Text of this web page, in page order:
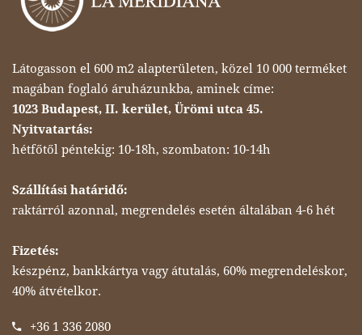
Látogasson el 600 m2 alapterületen, közel 10 000 terméket
magában foglaló áruházunkba, aminek címe:
1023 Budapest, II. kerület, Ürömi utca 45.
Nyitvatartás:
hétfőtől péntekig: 10-18h, szombaton: 10-14h
Szállítási határidő:
raktárról azonnal, megrendelés esetén általában 4-6 hét
Fizetés:
készpénz, bankkártya vagy átutalás, 60% megrendeléskor,
40% átvételkor.
+36 1 336 2080